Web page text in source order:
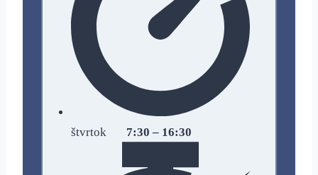
štvrtok 7:30 – 16:30